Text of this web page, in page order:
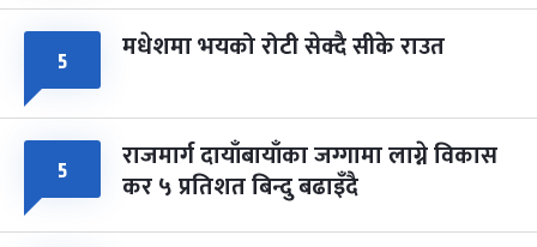
५ मधेशमा भयको रोटी सेक्दै सीके राउत
५ राजमार्ग दायाँबायाँका जग्गामा लाग्ने विकास
कर ५ प्रतिशत बिन्दु बढाइँदै